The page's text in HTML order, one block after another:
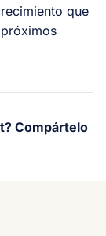
que
Compártelo